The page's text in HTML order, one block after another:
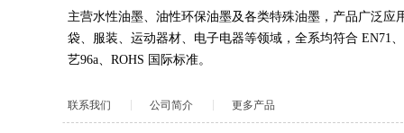
主营水性油墨、油性环保油墨及各类特殊油墨，产品广泛应
袋、服装、运动器材、电子电器等领域，全系均符合 EN71
艺96a、ROHS 国际标准。
联系我们 公司简介 更多产品